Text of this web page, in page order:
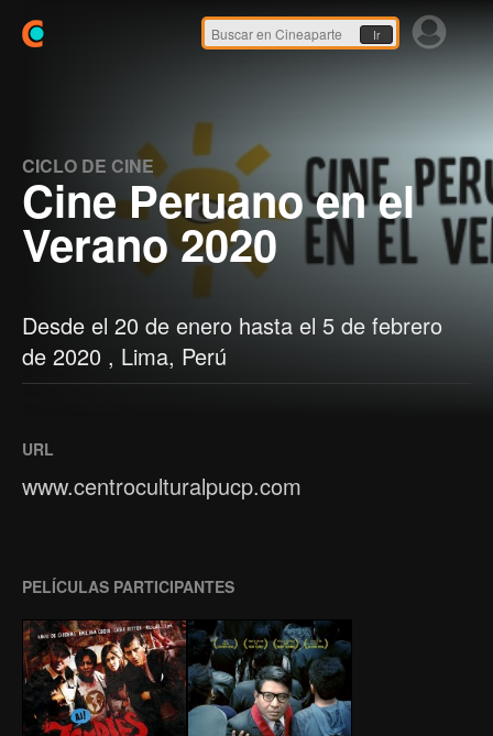
Ir
CICLO DE CINE
Cine Peruano en el
Verano 2020
Desde el 20 de enero hasta el 5 de febrero
de 2020 , Lima, Perú
URL
www.centroculturalpucp.com
PELÍCULAS PARTICIPANTES